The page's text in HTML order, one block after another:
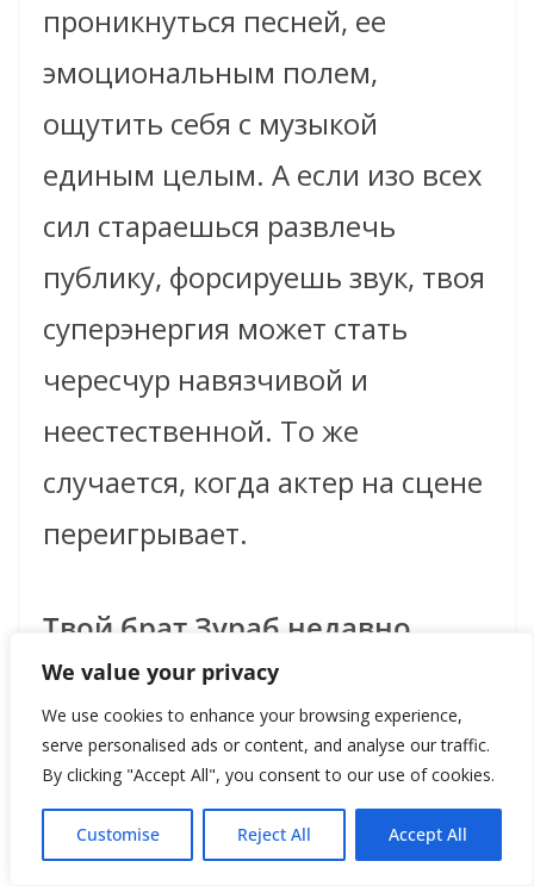
We value your privacy
We use cookies to enhance your browsing experience,
serve personalised ads or content, and analyse our traffic.
By clicking "Accept All", you consent to our use of cookies.
Customise Reject All Accept All
проникнуться песней, ее
эмоциональным полем,
ощутить себя с музыкой
единым целым. А если изо всех
сил стараешься развлечь
публику, форсируешь звук, твоя
суперэнергия может стать
чересчур навязчивой и
неестественной. То же
случается, когда актер на сцене
переигрывает.
Твой брат Зураб недавно
начал играть в рок-группе
Джеймса, причем очень
успешно. Я помню Зураба
много лет – он всегда был